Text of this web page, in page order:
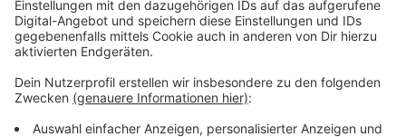
Anzeige